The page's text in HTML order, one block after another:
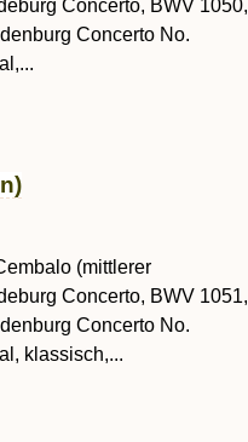
Concerto, BWV 1050,
Concerto No.
(mittlerer
Concerto, BWV 1051,
Concerto No.
klassisch,...